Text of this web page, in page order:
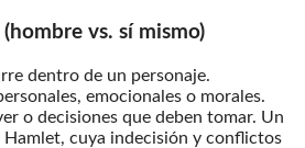
vs. sí mismo)
dentro de un personaje.
emocionales o morales.
o decisiones que deben tomar. Un
Hamlet, cuya indecisión y conflictos